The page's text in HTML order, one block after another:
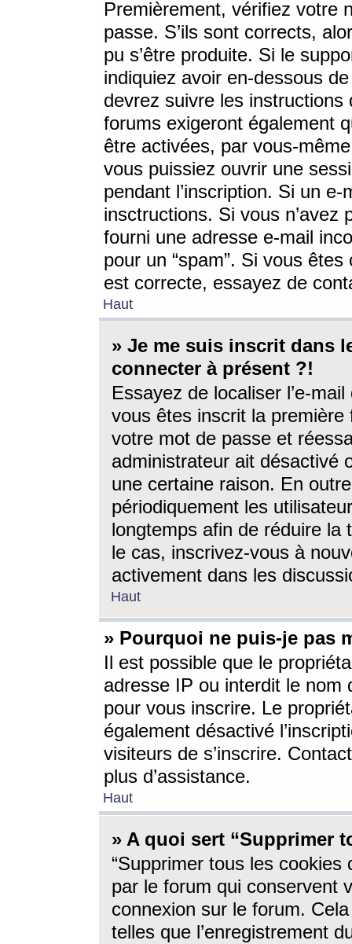
Premièrement, vérifiez votre
passe. S’ils sont corrects,
pu s’être produite. Si le
indiquiez avoir en-dessous
devrez suivre les
forums exigeront également
être activées, par vous-
vous puissiez ouvrir une
pendant l’inscription. Si un
insctructions. Si vous n’avez
fourni une adresse e-mail
pour un “spam”. Si vous
est correcte, essayez de
Haut
» Je me suis inscrit dans
connecter à présent ?!
Essayez de localiser l’e-
vous êtes inscrit la première
votre mot de passe et
administrateur ait désactivé
une certaine raison. En
périodiquement les
longtemps afin de réduire la
le cas, inscrivez-vous à
activement dans les
Haut
» Pourquoi ne puis-je pas
Il est possible que le
adresse IP ou interdit le nom
pour vous inscrire. Le
également désactivé
visiteurs de s’inscrire.
plus d’assistance.
Haut
» A quoi sert “Supprimer
“Supprimer tous les cookies
par le forum qui conservent
connexion sur le forum.
telles que l’enregistrement